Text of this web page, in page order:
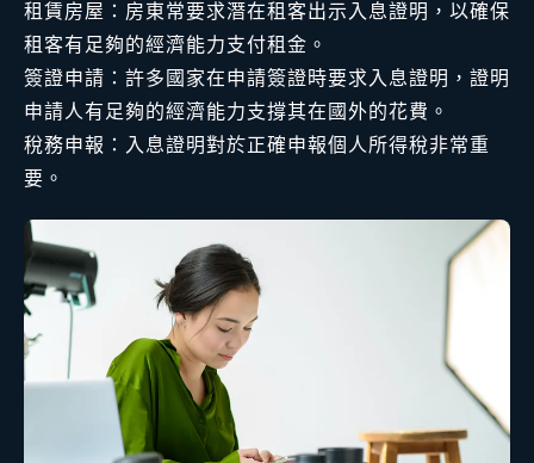
租賃房屋：房東常要求潛在租客出示入息證明，以確保
租客有足夠的經濟能力支付租金。
簽證申請：許多國家在申請簽證時要求入息證明，證明
申請人有足夠的經濟能力支撐其在國外的花費。
稅務申報：入息證明對於正確申報個人所得稅非常重
要。